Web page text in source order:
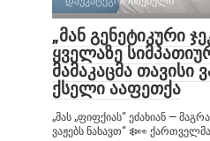
„მან გენეტიკური
ყველაზე
მამაკაცმა თავისი
ქსელი ააფეთქა
„მას „ფიფქიას“ ეძახიან —
ვაჟებს ნახავთ“ ❄️👀